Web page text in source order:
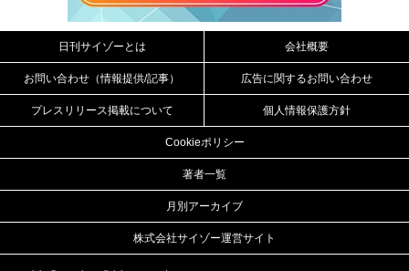
日刊サイゾーとは 会社概要
お問い合わせ（情報提供/記事） 広告に関するお問い合わせ
プレスリリース掲載について 個人情報保護方針
Cookieポリシー
著者一覧
月別アーカイブ
株式会社サイゾー運営サイト